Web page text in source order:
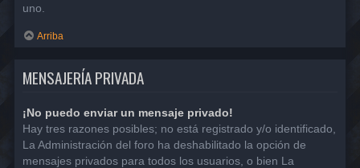
uno.
Arriba
MENSAJERÍA PRIVADA
¡No puedo enviar un mensaje privado!
Hay tres razones posibles; no está registrado y/o identificado,
La Administración del foro ha deshabilitado la opción de
mensajes privados para todos los usuarios, o bien La